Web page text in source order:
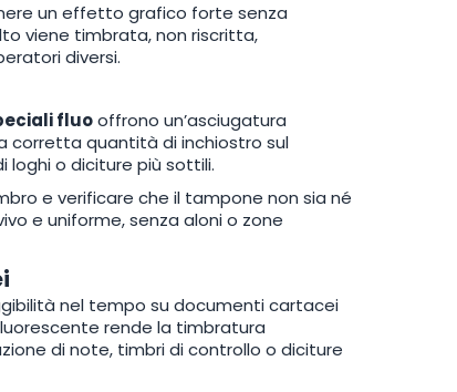
un effetto grafico forte senza
viene timbrata, non riscritta,
diversi.
fluooffrono un’asciugatura
corretta quantità di inchiostro sul
o diciture più sottili.
e verificare che il tampone non sia né
e uniforme, senza aloni o zone
nel tempo su documenti cartacei
rende la timbratura
di note, timbri di controllo o diciture